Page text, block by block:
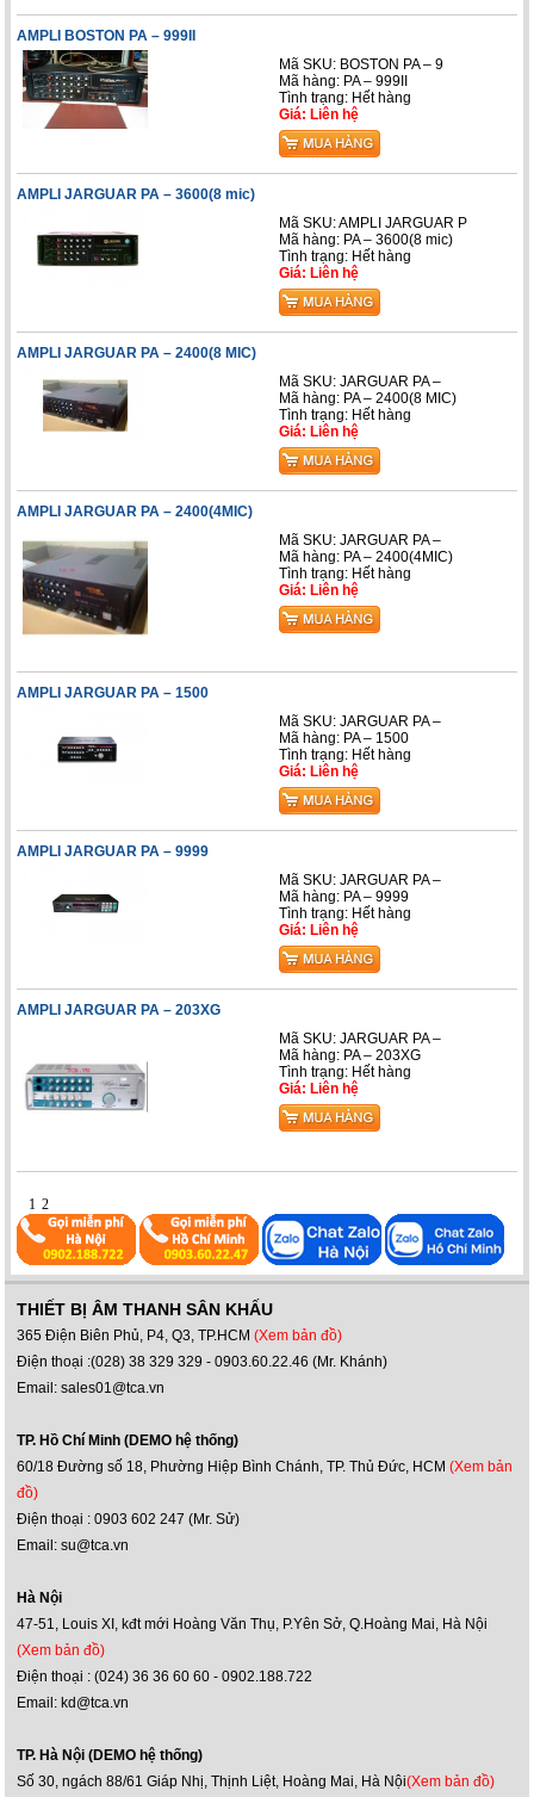
AMPLI BOSTON PA – 999II
Mã SKU: BOSTON PA – 9
Mã hàng: PA – 999II
Tình trạng: Hết hàng
Giá: Liên hệ
AMPLI JARGUAR PA – 3600(8 mic)
Mã SKU: AMPLI JARGUAR P
Mã hàng: PA – 3600(8 mic)
Tình trạng: Hết hàng
Giá: Liên hệ
AMPLI JARGUAR PA – 2400(8 MIC)
Mã SKU: JARGUAR PA –
Mã hàng: PA – 2400(8 MIC)
Tình trạng: Hết hàng
Giá: Liên hệ
AMPLI JARGUAR PA – 2400(4MIC)
Mã SKU: JARGUAR PA –
Mã hàng: PA – 2400(4MIC)
Tình trạng: Hết hàng
Giá: Liên hệ
AMPLI JARGUAR PA – 1500
Mã SKU: JARGUAR PA –
Mã hàng: PA – 1500
Tình trạng: Hết hàng
Giá: Liên hệ
AMPLI JARGUAR PA – 9999
Mã SKU: JARGUAR PA –
Mã hàng: PA – 9999
Tình trạng: Hết hàng
Giá: Liên hệ
AMPLI JARGUAR PA – 203XG
Mã SKU: JARGUAR PA –
Mã hàng: PA – 203XG
Tình trạng: Hết hàng
Giá: Liên hệ
1 2
THIẾT BỊ ÂM THANH SÂN KHẤU
365 Điện Biên Phủ, P4, Q3, TP.HCM(Xem bản đồ)
Điện thoại :(028) 38 329 329 - 0903.60.22.46 (Mr. Khánh)
Email: sales01@tca.vn
TP. Hồ Chí Minh (DEMO hệ thống)
60/18 Đường số 18, Phường Hiệp Bình Chánh, TP. Thủ Đức, HCM(Xem bản
đồ)
Điện thoại : 0903 602 247 (Mr. Sử)
Email: su@tca.vn
Hà Nội
47-51, Louis XI, kđt mới Hoàng Văn Thụ, P.Yên Sở, Q.Hoàng Mai, Hà Nội
(Xem bản đồ)
Điện thoại : (024) 36 36 60 60 - 0902.188.722
Email: kd@tca.vn
TP. Hà Nội (DEMO hệ thống)
Số 30, ngách 88/61 Giáp Nhị, Thịnh Liệt, Hoàng Mai, Hà Nội(Xem bản đồ)